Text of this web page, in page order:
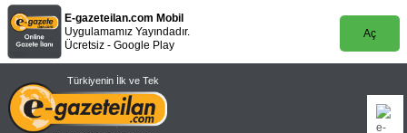
E-gazeteilan.com Mobil
Uygulamamız Yayındadır.
Ücretsiz - Google Play
Aç
Türkiyenin İlk ve Tek